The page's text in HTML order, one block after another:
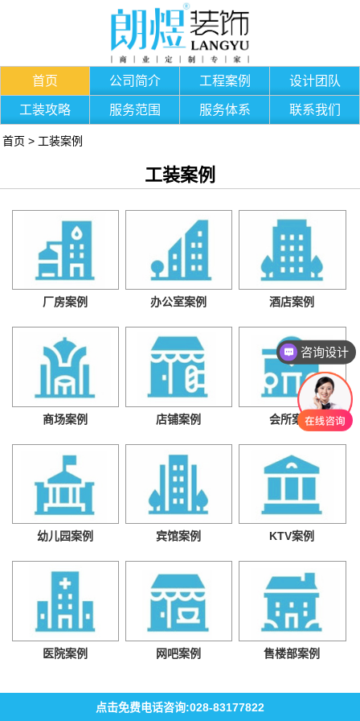
首页 公司简介 工程案例 设计团队
工装攻略 服务范围 服务体系 联系我们
首页 > 工装案例
工装案例
厂房案例 办公室案例 酒店案例
商场案例 店铺案例 会所案例
幼儿园案例 宾馆案例 KTV案例
医院案例 网吧案例 售楼部案例
点击免费电话咨询:028-83177822
咨询设计